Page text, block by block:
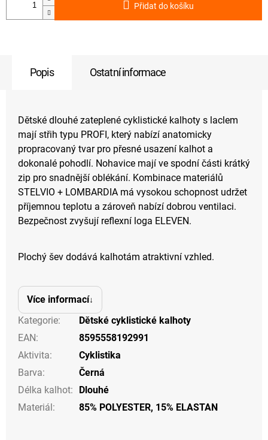
Přidat do košíku
Popis Ostatní informace
Dětské dlouhé zateplené cyklistické kalhoty s laclem
mají střih typu PROFI, který nabízí anatomicky
propracovaný tvar pro přesné usazení kalhot a
dokonalé pohodlí. Nohavice mají ve spodní části krátký
zip pro snadnější oblékání. Kombinace materiálů
STELVIO + LOMBARDIA má vysokou schopnost udržet
příjemnou teplotu a zároveň nabízí dobrou ventilaci.
Bezpečnost zvyšují reflexní loga ELEVEN.
Plochý šev dodává kalhotám atraktivní vzhled.
Více informací
Kategorie:
Dětské cyklistické kalhoty
EAN:
8595558192991
Aktivita:
Cyklistika
Barva:
Černá
Délka kalhot:
Dlouhé
Materiál: 85% POLYESTER, 15% ELASTAN